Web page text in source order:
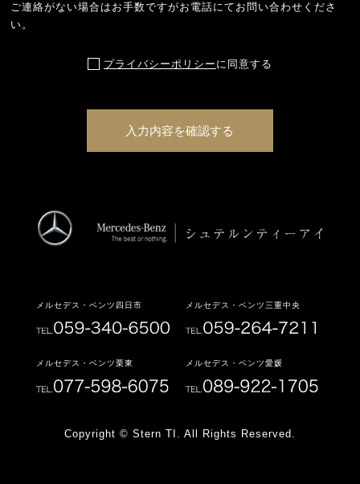
ご連絡がない場合はお手数ですがお電話にてお問い合わせくださ
い。
プライバシーポリシー に同意する
メルセデス・ベンツ四日市 メルセデス・ベンツ三重中央
メルセデス・ベンツ栗東 メルセデス・ベンツ愛媛
Copyright © Stern TI. All Rights Reserved.